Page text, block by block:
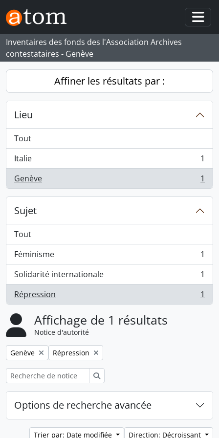
Skip to main content
Inventaires des fonds des l'Association Archives
contestataires - Genève
Affiner les résultats par :
Lieu
Tout
Italie
, 1 résultats
1
Genève
, 1 résultats 1
Sujet
Tout
Féminisme
, 1 résultats
1
Solidarité internationale
, 1 résultats
1
Répression
, 1 résultats 1
Affichage de 1 résultats
Notice d'autorité
Remove filter:
Genève Remove filter:
Répression
Options de recherche avancée
Trier par: Date modifiée Direction: Décroissant